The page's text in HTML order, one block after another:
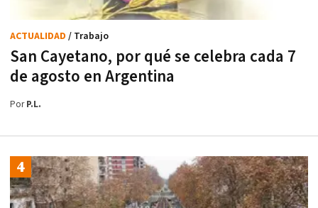
San Cayetano, por qué se celebra cada 7
de agosto en Argentina
ACTUALIDAD / Trabajo
PorP.L.